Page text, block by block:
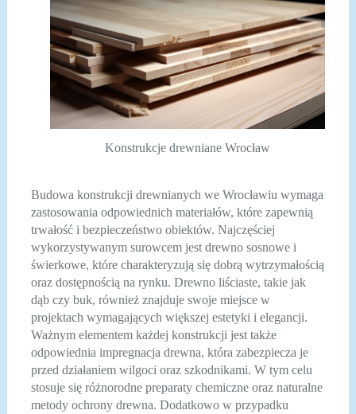
Konstrukcje drewniane Wrocław
Budowa konstrukcji drewnianych we Wrocławiu wymaga
zastosowania odpowiednich materiałów, które zapewnią
trwałość i bezpieczeństwo obiektów. Najczęściej
wykorzystywanym surowcem jest drewno sosnowe i
świerkowe, które charakteryzują się dobrą wytrzymałością
oraz dostępnością na rynku. Drewno liściaste, takie jak
dąb czy buk, również znajduje swoje miejsce w
projektach wymagających większej estetyki i elegancji.
Ważnym elementem każdej konstrukcji jest także
odpowiednia impregnacja drewna, która zabezpiecza je
przed działaniem wilgoci oraz szkodnikami. W tym celu
stosuje się różnorodne preparaty chemiczne oraz naturalne
metody ochrony drewna. Dodatkowo w przypadku